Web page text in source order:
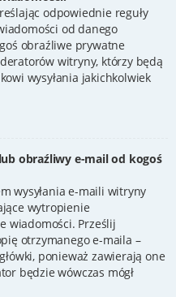
odpowiednie reguły
od danego
obraźliwe prywatne
witryny, którzy będą
wysyłania jakichkolwiek
obraźliwy e-mail od kogoś
wysyłania e-maili witryny
wytropienie
wiadomości. Prześlij
otrzymanego e-maila –
ponieważ zawierają one
będzie wówczas mógł